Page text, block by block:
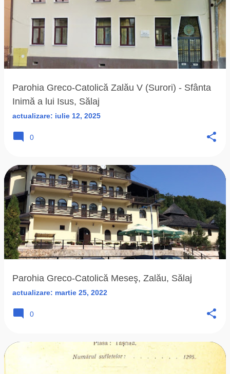
Parohia Greco-Catolică Zalău V (Surori) - Sfânta
Inimă a lui Isus, Sălaj
actualizare: iulie 12, 2025
0
Parohia Greco-Catolică Meseş, Zalău, Sălaj
actualizare: martie 25, 2022
0